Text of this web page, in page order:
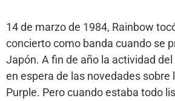
14 de marzo de 1984, Rainbow
concierto como banda cuando se
Japón. A fin de año la actividad
en espera de las novedades sobre
Purple. Pero cuando estaba todo